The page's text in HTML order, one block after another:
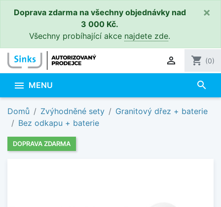
Doprava zdarma na všechny objednávky nad
3 000 Kč.
Všechny probíhající akce najdete zde.
×
 shopping_cart (0)
 MENU search
Domů Zvýhodněné sety
Granitový dřez + baterie
Bez odkapu + baterie
DOPRAVA ZDARMA